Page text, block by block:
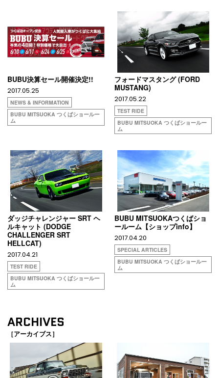
BUBU決算セール開催決定!!
2017.05.25
NEWS & INFORMATION
BUBU MITSUOKA つくばショールー
ム
フォードマスタング (FORD
MUSTANG)
2017.05.22
TEST RIDE
BUBU MITSUOKA つくばショールー
ム
ダッジチャレンジャー SRT ヘ
ルキャット (DODGE
CHALLENGER SRT
HELLCAT)
2017.04.21
TEST RIDE
BUBU MITSUOKA つくばショールー
ム
BUBU MITSUOKAつくばショ
ールーム【ショップinfo】
2017.04.20
SPECIAL ARTICLES
BUBU MITSUOKA つくばショールー
ム
ARCHIVES
［アーカイブス］